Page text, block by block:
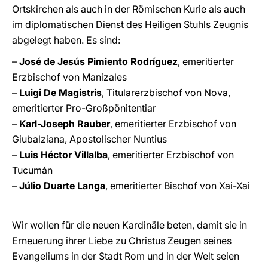
Ortskirchen als auch in der Römischen Kurie als auch
im diplomatischen Dienst des Heiligen Stuhls Zeugnis
abgelegt haben. Es sind:
– José de Jesús Pimiento Rodríguez, emeritierter
Erzbischof von Manizales
– Luigi De Magistris, Titularerzbischof von Nova,
emeritierter Pro-Großpönitentiar
– Karl-Joseph Rauber, emeritierter Erzbischof von
Giubalziana, Apostolischer Nuntius
– Luis Héctor Villalba, emeritierter Erzbischof von
Tucumán
– Júlio Duarte Langa, emeritierter Bischof von Xai-Xai
Wir wollen für die neuen Kardinäle beten, damit sie in
Erneuerung ihrer Liebe zu Christus Zeugen seines
Evangeliums in der Stadt Rom und in der Welt seien